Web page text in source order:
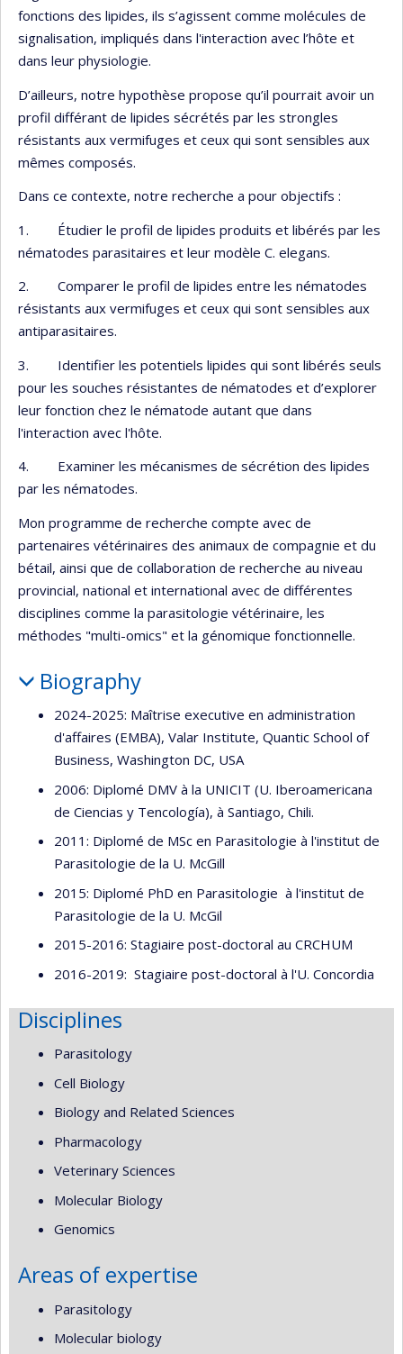
fonctions des lipides, ils s’agissent comme molécules de
signalisation, impliqués dans l'interaction avec l’hôte et
dans leur physiologie.
D’ailleurs, notre hypothèse propose qu’il pourrait avoir un
profil différant de lipides sécrétés par les strongles
résistants aux vermifuges et ceux qui sont sensibles aux
mêmes composés.
Dans ce contexte, notre recherche a pour objectifs :
1. Étudier le profil de lipides produits et libérés par les
nématodes parasitaires et leur modèle C. elegans.
2. Comparer le profil de lipides entre les nématodes
résistants aux vermifuges et ceux qui sont sensibles aux
antiparasitaires.
3. Identifier les potentiels lipides qui sont libérés seuls
pour les souches résistantes de nématodes et d’explorer
leur fonction chez le nématode autant que dans
l'interaction avec l'hôte.
4. Examiner les mécanismes de sécrétion des lipides
par les nématodes.
Mon programme de recherche compte avec de
partenaires vétérinaires des animaux de compagnie et du
bétail, ainsi que de collaboration de recherche au niveau
provincial, national et international avec de différentes
disciplines comme la parasitologie vétérinaire, les
méthodes "multi-omics" et la génomique fonctionnelle.
Biography
2024-2025: Maîtrise executive en administration
d'affaires (EMBA), Valar Institute, Quantic School of
Business, Washington DC, USA
2006: Diplomé DMV à la UNICIT (U. Iberoamericana
de Ciencias y Tencología), à Santiago, Chili.
2011: Diplomé de MSc en Parasitologie à l'institut de
Parasitologie de la U. McGill
2015: Diplomé PhD en Parasitologie à l'institut de
Parasitologie de la U. McGil
2015-2016: Stagiaire post-doctoral au CRCHUM
2016-2019: Stagiaire post-doctoral à l'U. Concordia
Disciplines
Parasitology
Cell Biology
Biology and Related Sciences
Pharmacology
Veterinary Sciences
Molecular Biology
Genomics
Areas of expertise
Parasitology
Molecular biology